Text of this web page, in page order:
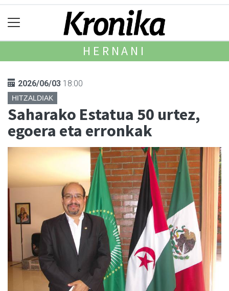
HERNANI
2026/06/03 18:00
HITZALDIAK
Saharako Estatua 50 urtez,
egoera eta erronkak